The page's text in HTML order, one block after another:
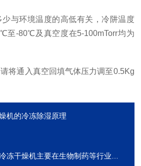
环境温度的高低有关，冷阱温度
-80℃及真空度在5-100mTorr均为
通入真空回填气体压力调至0.5Kg
机的冷冻除湿原理
干燥机主要在生物制药等行业广泛应用